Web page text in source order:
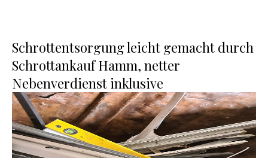
Schrottentsorgung leicht gemacht durch
Schrottankauf Hamm, netter
Nebenverdienst inklusive